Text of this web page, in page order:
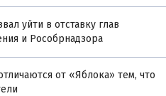
уйти в отставку глав
и Рособрнадзора
от «Яблока» тем, что